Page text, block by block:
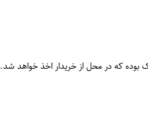
بوده که در محل از خریدار اخذ خواهد شد.